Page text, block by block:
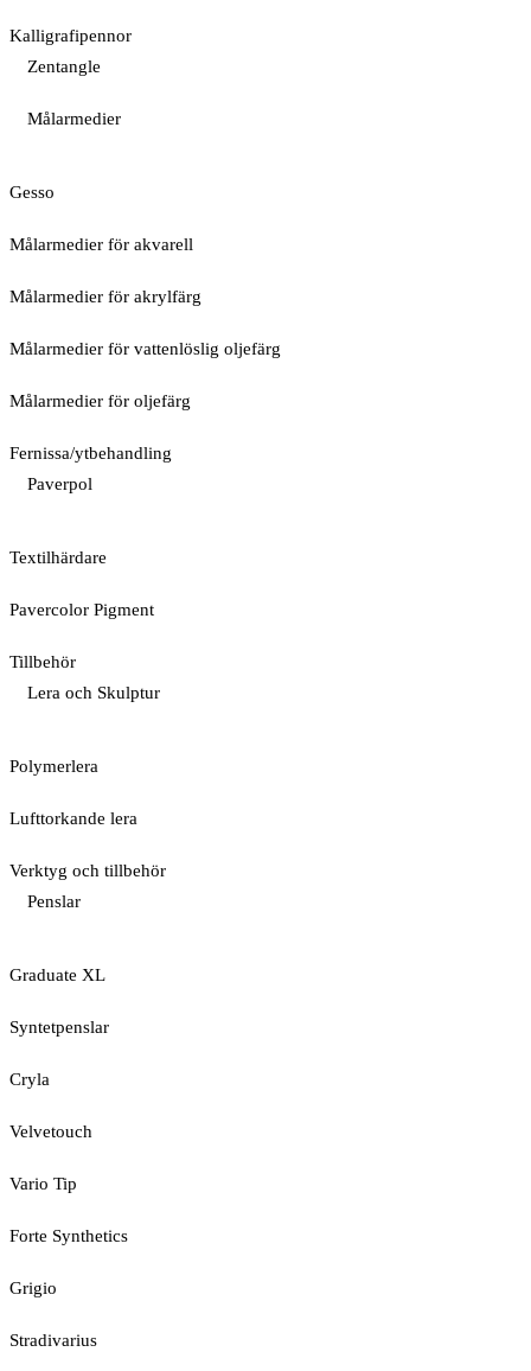
Kalligrafipennor
Zentangle
Målarmedier
Gesso
Målarmedier för akvarell
Målarmedier för akrylfärg
Målarmedier för vattenlöslig oljefärg
Målarmedier för oljefärg
Fernissa/ytbehandling
Paverpol
Textilhärdare
Pavercolor Pigment
Tillbehör
Lera och Skulptur
Polymerlera
Lufttorkande lera
Verktyg och tillbehör
Penslar
Graduate XL
Syntetpenslar
Cryla
Velvetouch
Vario Tip
Forte Synthetics
Grigio
Stradivarius